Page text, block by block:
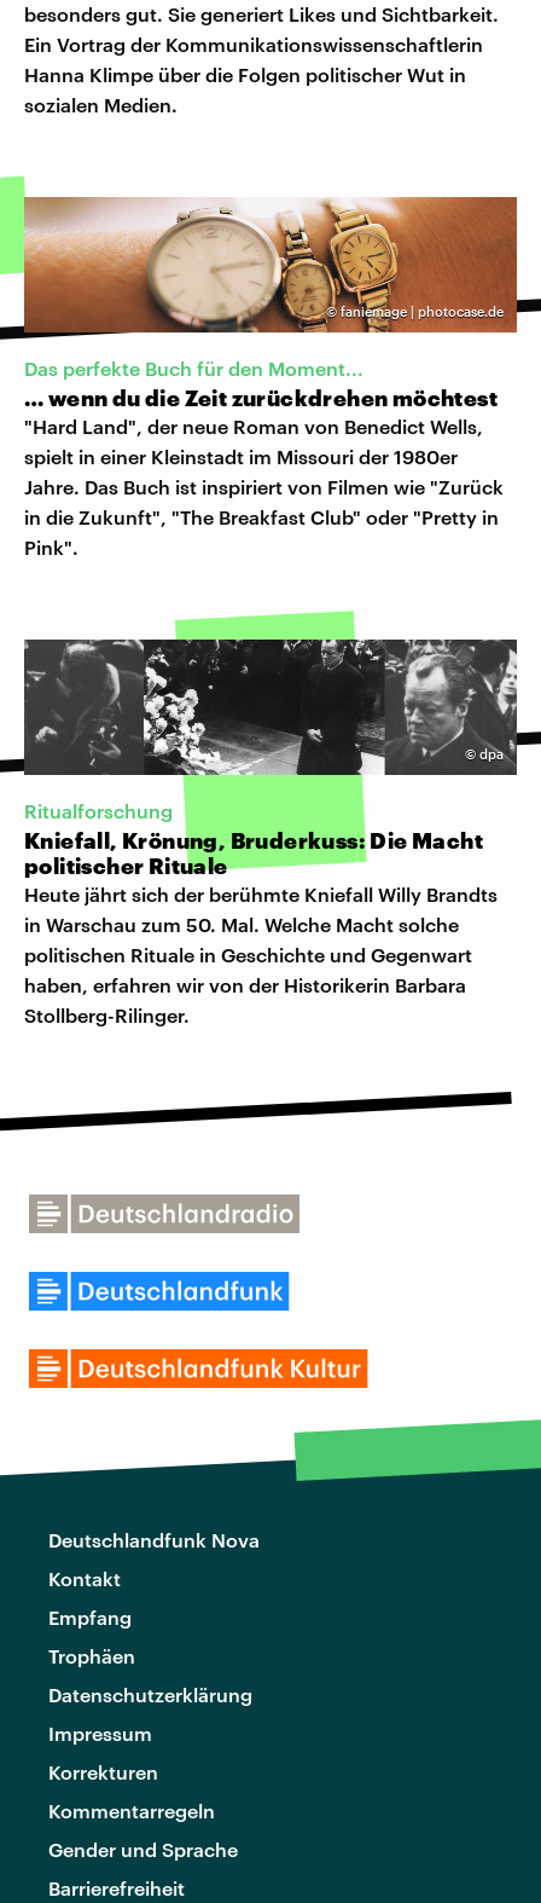
besonders gut. Sie generiert Likes und Sichtbarkeit.
Ein Vortrag der Kommunikationswissenschaftlerin
Hanna Klimpe über die Folgen politischer Wut in
sozialen Medien.
©faniemage | photocase.de
Das perfekte Buch für den Moment...
… wenn du die Zeit zurückdrehen möchtest
"Hard Land", der neue Roman von Benedict Wells,
spielt in einer Kleinstadt im Missouri der 1980er
Jahre. Das Buch ist inspiriert von Filmen wie "Zurück
in die Zukunft", "The Breakfast Club" oder "Pretty in
Pink".
© dpa
Ritualforschung
Kniefall, Krönung, Bruderkuss: Die Macht
politischer Rituale
Heute jährt sich der berühmte Kniefall Willy Brandts
in Warschau zum 50. Mal. Welche Macht solche
politischen Rituale in Geschichte und Gegenwart
haben, erfahren wir von der Historikerin Barbara
Stollberg-Rilinger.
Deutschlandfunk Nova
Kontakt
Empfang
Trophäen
Datenschutzerklärung
Impressum
Korrekturen
Kommentarregeln
Gender und Sprache
Barrierefreiheit